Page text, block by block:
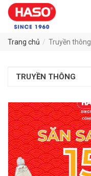
Trang chủ Truyền thông
TRUYỀN THÔNG